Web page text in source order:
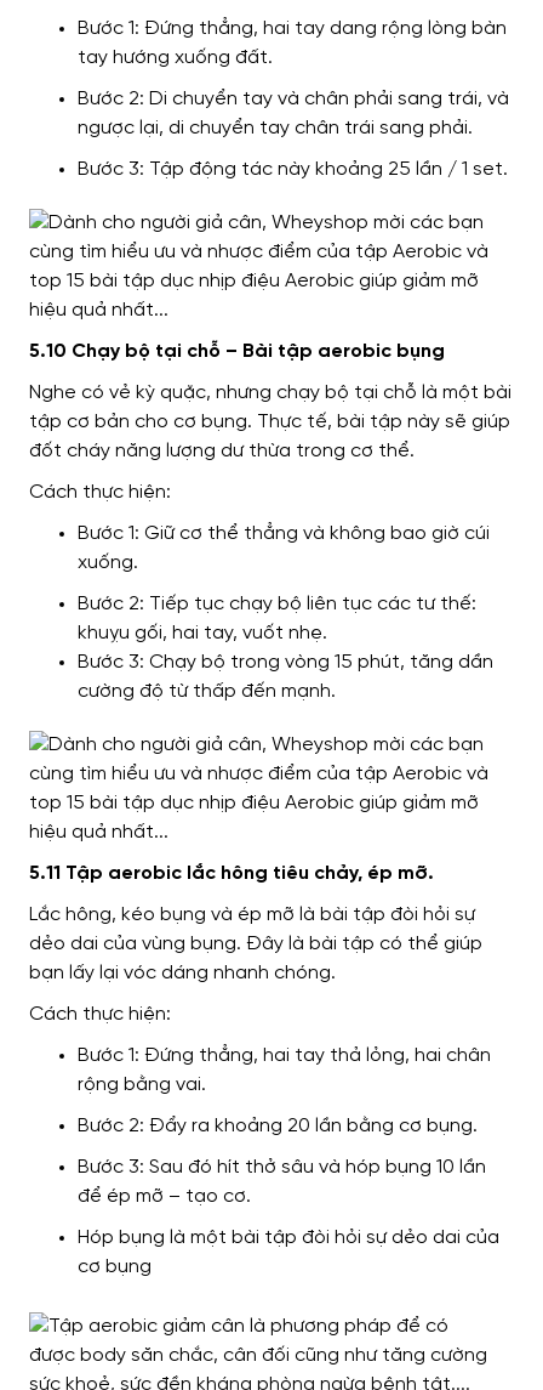
Bước 1: Đứng thẳng, hai tay dang rộng lòng bàn
tay hướng xuống đất.
Bước 2: Di chuyển tay và chân phải sang trái, và
ngược lại, di chuyển tay chân trái sang phải.
Bước 3: Tập động tác này khoảng 25 lần / 1 set.
5.10 Chạy bộ tại chỗ – Bài tập aerobic bụng
Nghe có vẻ kỳ quặc, nhưng chạy bộ tại chỗ là một bài
tập cơ bản cho cơ bụng. Thực tế, bài tập này sẽ giúp
đốt cháy năng lượng dư thừa trong cơ thể.
Cách thực hiện:
Bước 1: Giữ cơ thể thẳng và không bao giờ cúi
xuống.
Bước 2: Tiếp tục chạy bộ liên tục các tư thế:
khuỵu gối, hai tay, vuốt nhẹ.
Bước 3: Chạy bộ trong vòng 15 phút, tăng dần
cường độ từ thấp đến mạnh.
5.11 Tập aerobic lắc hông tiêu chảy, ép mỡ.
Lắc hông, kéo bụng và ép mỡ là bài tập đòi hỏi sự
dẻo dai của vùng bụng. Đây là bài tập có thể giúp
bạn lấy lại vóc dáng nhanh chóng.
Cách thực hiện:
Bước 1: Đứng thẳng, hai tay thả lỏng, hai chân
rộng bằng vai.
Bước 2: Đẩy ra khoảng 20 lần bằng cơ bụng.
Bước 3: Sau đó hít thở sâu và hóp bụng 10 lần
để ép mỡ – tạo cơ.
Hóp bụng là một bài tập đòi hỏi sự dẻo dai của
cơ bụng